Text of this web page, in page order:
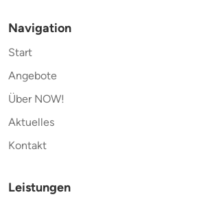
Navigation
Start
Angebote
Über NOW!
Aktuelles
Kontakt
Leistungen